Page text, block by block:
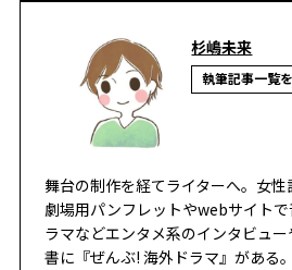
杉嶋未来
執筆記事一覧
舞台の制作を経てライターへ。女性
劇場用パンフレットやwebサイト
ラマなどエンタメ系のインタビュ
書に『ぜんぶ! 海外ドラマ』がある。